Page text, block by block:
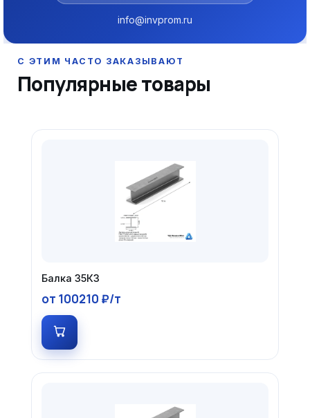
info@invprom.ru
Популярные товары
Балка 35К3
от 100210 ₽/т